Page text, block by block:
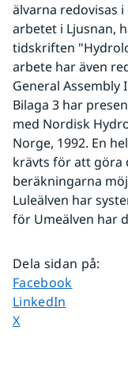
älvarna redovisas
arbetet i Ljusnan,
tidskriften
arbete har även
General Assembly
Bilaga 3 har
med Nordisk
Norge, 1992. En
krävts för att göra
beräkningarna
Luleälven har
för Umeälven har
Dela sidan på:
Dela sidan på
Facebook
Dela sidan på
LinkedIn
Dela sidan på
X